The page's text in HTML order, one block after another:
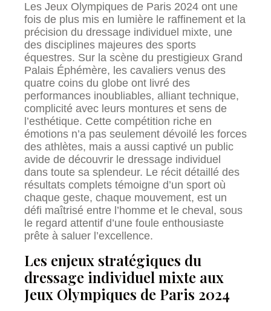
Les Jeux Olympiques de Paris 2024 ont une
fois de plus mis en lumière le raffinement et la
précision du dressage individuel mixte, une
des disciplines majeures des sports
équestres. Sur la scène du prestigieux Grand
Palais Éphémère, les cavaliers venus des
quatre coins du globe ont livré des
performances inoubliables, alliant technique,
complicité avec leurs montures et sens de
l’esthétique. Cette compétition riche en
émotions n’a pas seulement dévoilé les forces
des athlètes, mais a aussi captivé un public
avide de découvrir le dressage individuel
dans toute sa splendeur. Le récit détaillé des
résultats complets témoigne d’un sport où
chaque geste, chaque mouvement, est un
défi maîtrisé entre l’homme et le cheval, sous
le regard attentif d’une foule enthousiaste
prête à saluer l’excellence.
Les enjeux stratégiques du
dressage individuel mixte aux
Jeux Olympiques de Paris 2024